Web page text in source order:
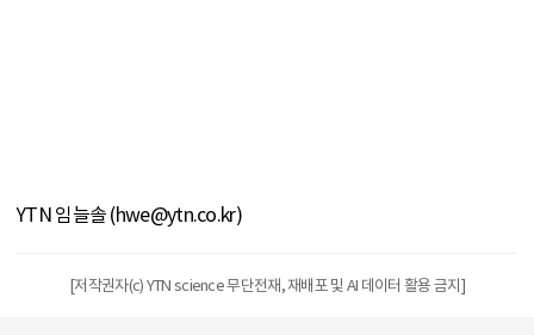
YTN 임늘솔 (hwe@ytn.co.kr)
[저작권자(c) YTN science 무단전재, 재배포 및 AI 데이터 활용 금지]